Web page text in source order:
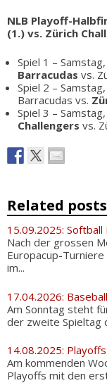
NLB Playoff-
(1.) vs. Zürich
Spiel 1 –
Barracudas vs.
Spiel 2 –
Barracudas vs.
Spiel 3 –
Challengers vs.
Related posts
15.09.2025: Softball
Nach der grossen
Europacup-
im...
17.04.2026:
Am Sonntag steht
der zweite Spieltag
14.08.2025:
Am kommenden
Playoffs mit den